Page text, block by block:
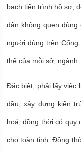
bạch tiến trình hồ sơ,
dân không quen dùng
người dùng trên
thể của mỗi sở, ngành.
Đặc biệt, phải lấy việc
đầu, xây dựng kiến
hoá, đồng thời có quy
cho toàn tỉnh. Đồng